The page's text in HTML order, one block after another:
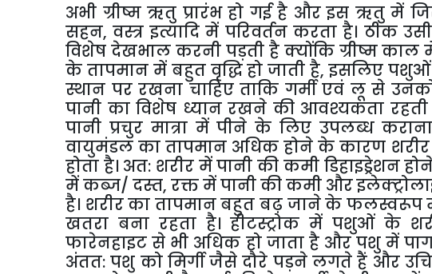
अभी ग्रीष्म ऋतु प्रारंभ हो गई है और इस ऋतु में
सहन,वस्त्र इत्यादि में परिवर्तन करता है। ठीक
विशेष देखभाल करनी पड़ती है क्योंकि ग्रीष्म
के तापमान में बहुत वृद्धि हो जाती है,इसलिए पशुओं
स्थान पर रखना चाहिए ताकि गर्मी एवं लू से
पानी का विशेष ध्यान रखने की आवश्यकता
पानी प्रचुर मात्रा में पीने के लिए उपलब्ध
वायुमंडल का तापमान अधिक होने के कारण शरीर
होता है। अत: शरीर में पानी की कमी डिहाइड्रेशन
में कब्ज/ दस्त, रक्त में पानी की कमी और
है। शरीर का तापमान बहुत बढ़ जाने के फलस्वरूप
खतरा बना रहता है। हीटस्ट्रोक में पशुओं के
फारेनहाइट से भी अधिक हो जाता है और पशु में
अंतत: पशु को मिर्गी जैसे दौरे पड़ने लगते हैं और